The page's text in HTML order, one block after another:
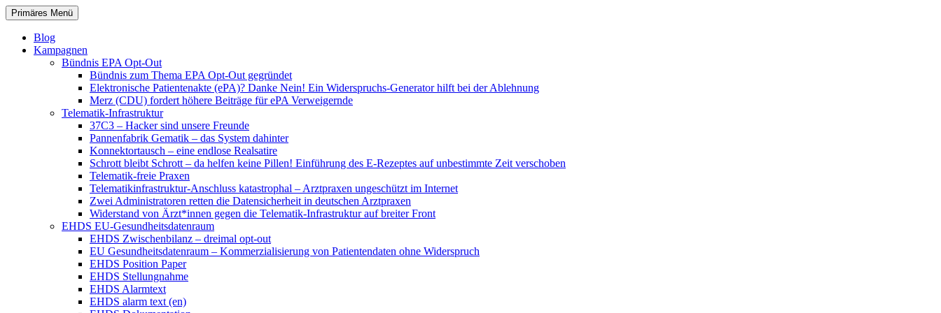
Zum
Inhalt
springen
patientenrechte-datenschutz.de
Suchen
Primäres Menü
Blog
Kampagnen
Bündnis EPA Opt-Out
Bündnis zum Thema EPA Opt-Out gegründet
Elektronische Patientenakte (ePA)? Danke Nein! Ein Widerspruchs-Generator hilft bei der Ablehnung
Merz (CDU) fordert höhere Beiträge für ePA Verweigernde
Telematik-Infrastruktur
37C3 – Hacker sind unsere Freunde
Pannenfabrik Gematik – das System dahinter
Konnektortausch – eine endlose Realsatire
Schrott bleibt Schrott – da helfen keine Pillen! Einführung des E-Rezeptes auf unbestimmte Zeit verschoben
Telematik-freie Praxen
Telematikinfrastruktur-Anschluss katastrophal – Arztpraxen ungeschützt im Internet
Zwei Administratoren retten die Datensicherheit in deutschen Arztpraxen
Widerstand von Ärzt*innen gegen die Telematik-Infrastruktur auf breiter Front
EHDS EU-Gesundheitsdatenraum
EHDS Zwischenbilanz – dreimal opt-out
EU Gesundheitsdatenraum – Kommerzialisierung von Patientendaten ohne Widerspruch
EHDS Position Paper
EHDS Stellungnahme
EHDS Alarmtext
EHDS alarm text (en)